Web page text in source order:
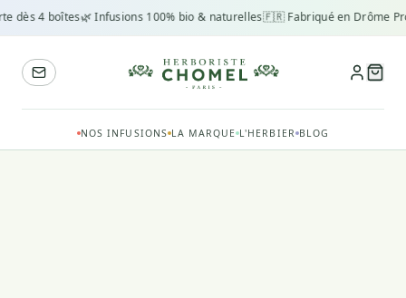
dès 4 boîtes🌿 Infusions 100% bio & naturelles🇫🇷 Fabriqué en Drôme
NOS INFUSIONS LA MARQUE L'HERBIER BLOG